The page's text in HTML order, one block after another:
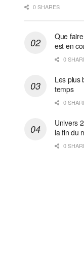
0 SHARES
Que
est en
0
Les plus
temps
0
Univers
la fin du
0